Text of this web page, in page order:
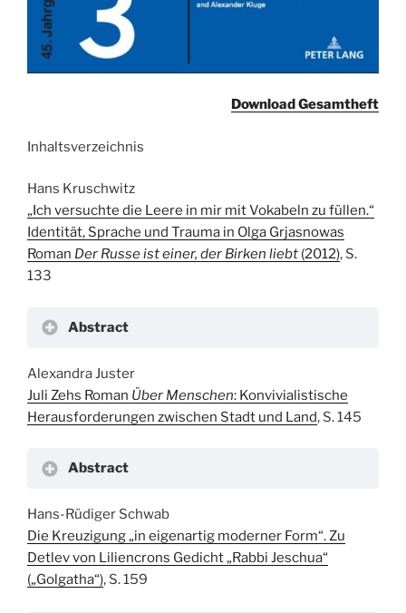
Download Gesamtheft
Inhaltsverzeichnis
Hans Kruschwitz
„Ich versuchte die Leere in mir mit Vokabeln zu füllen.“
Identität, Sprache und Trauma in Olga Grjasnowas
Roman Der Russe ist einer, der Birken liebt (2012), S.
133
Abstract
Alexandra Juster
Juli Zehs Roman Über Menschen: Konvivialistische
Herausforderungen zwischen Stadt und Land, S. 145
Abstract
Hans-Rüdiger Schwab
Die Kreuzigung „in eigenartig moderner Form“. Zu
Detlev von Liliencrons Gedicht „Rabbi Jeschua“
(„Golgatha“), S. 159